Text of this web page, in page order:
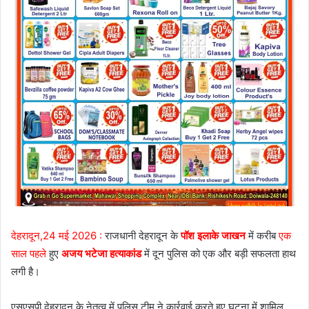
देहरादून,24 मई 2026 : राजधानी देहरादून केपॉश इलाके जाखनमें करीबएक
साल पहलेहुए अजय भटेजा हत्याकांड में दून पुलिस को एक और बड़ी सफलता हाथ
लगी है।
एसएसपी देहरादून के नेतृत्व में पुलिस टीम ने कार्रवाई करते हुए घटना में शामिल